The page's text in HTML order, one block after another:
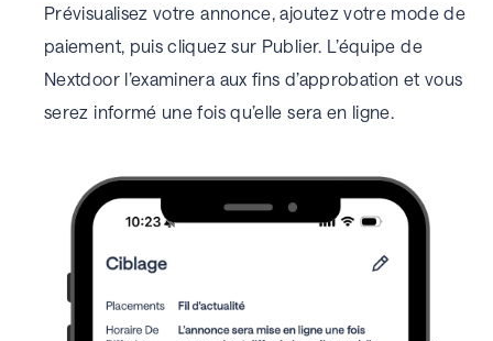
Prévisualisez votre annonce, ajoutez votre mode de
paiement, puis cliquez sur Publier. L’équipe de
Nextdoor l’examinera aux fins d’approbation et vous
serez informé une fois qu’elle sera en ligne.